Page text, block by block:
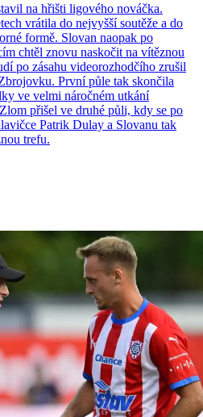
na hřišti ligového nováčka.
vrátila do nejvyšší soutěže a do
formě. Slovan naopak po
chtěl znovu naskočit na vítěznou
po zásahu videorozhodčího zrušil
První půle tak skončila
ve velmi náročném utkání
přišel ve druhé půli, kdy se po
Patrik Dulay a Slovanu tak
trefu.